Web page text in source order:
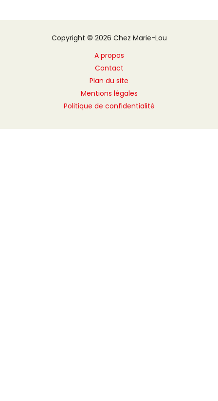
Copyright © 2026 Chez Marie-Lou
A propos
Contact
Plan du site
Mentions légales
Politique de confidentialité